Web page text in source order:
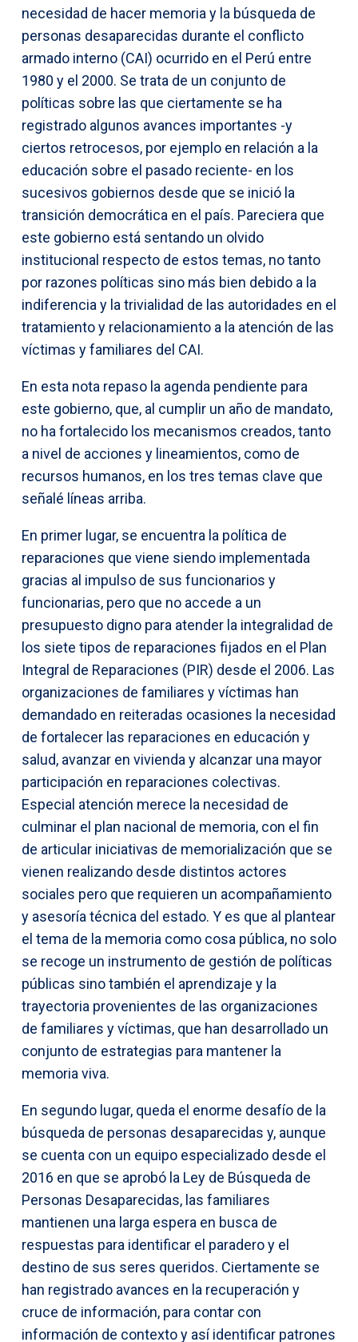
necesidad de hacer memoria y la búsqueda de
personas desaparecidas durante el conflicto
armado interno (CAI) ocurrido en el Perú entre
1980 y el 2000. Se trata de un conjunto de
políticas sobre las que ciertamente se ha
registrado algunos avances importantes -y
ciertos retrocesos, por ejemplo en relación a la
educación sobre el pasado reciente- en los
sucesivos gobiernos desde que se inició la
transición democrática en el país. Pareciera que
este gobierno está sentando un olvido
institucional respecto de estos temas, no tanto
por razones políticas sino más bien debido a la
indiferencia y la trivialidad de las autoridades en el
tratamiento y relacionamiento a la atención de las
víctimas y familiares del CAI.
En esta nota repaso la agenda pendiente para
este gobierno, que, al cumplir un año de mandato,
no ha fortalecido los mecanismos creados, tanto
a nivel de acciones y lineamientos, como de
recursos humanos, en los tres temas clave que
señalé líneas arriba.
En primer lugar, se encuentra la política de
reparaciones que viene siendo implementada
gracias al impulso de sus funcionarios y
funcionarias, pero que no accede a un
presupuesto digno para atender la integralidad de
los siete tipos de reparaciones fijados en el Plan
Integral de Reparaciones (PIR) desde el 2006. Las
organizaciones de familiares y víctimas han
demandado en reiteradas ocasiones la necesidad
de fortalecer las reparaciones en educación y
salud, avanzar en vivienda y alcanzar una mayor
participación en reparaciones colectivas.
Especial atención merece la necesidad de
culminar el plan nacional de memoria, con el fin
de articular iniciativas de memorialización que se
vienen realizando desde distintos actores
sociales pero que requieren un acompañamiento
y asesoría técnica del estado. Y es que al plantear
el tema de la memoria como cosa pública, no solo
se recoge un instrumento de gestión de políticas
públicas sino también el aprendizaje y la
trayectoria provenientes de las organizaciones
de familiares y víctimas, que han desarrollado un
conjunto de estrategias para mantener la
memoria viva.
En segundo lugar, queda el enorme desafío de la
búsqueda de personas desaparecidas y, aunque
se cuenta con un equipo especializado desde el
2016 en que se aprobó la Ley de Búsqueda de
Personas Desaparecidas, las familiares
mantienen una larga espera en busca de
respuestas para identificar el paradero y el
destino de sus seres queridos. Ciertamente se
han registrado avances en la recuperación y
cruce de información, para contar con
información de contexto y así identificar patrones